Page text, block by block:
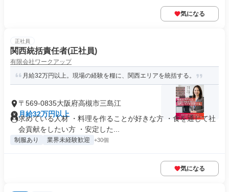
気になる
正社員
関西統括責任者(正社員)
有限会社ワークアップ
月給32万円以上。現場の経験を糧に、関西エリアを統括する。
〒569-0835大阪府高槻市三島江
月給32万円以上
求めている人材 ・料理を作ることが好きな方 ・食を通じて社
会貢献をしたい方 ・安定した...
制服あり 業界未経験歓迎 +30個
気になる